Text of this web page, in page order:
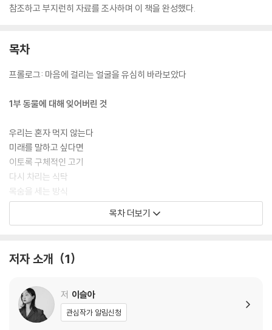
참조하고 부지런히 자료를 조사하며 이 책을 완성했다.
목차
프롤로그: 마음에 걸리는 얼굴을 유심히 바라보았다
1부 동물에 대해 잊어버린 것
우리는 혼자 먹지 않는다
미래를 말하고 싶다면
이토록 구체적인 고기
다시 차리는 식탁
목숨을 세는 방식
동물어가 번역되는 상상
2부 나 아닌 얼굴들
한여름의 택배 노동자
우리 사랑을 아무것도 아닌 것으로 하지 않으리
이주여성이 마이크를 들었다
목차 더보기
저자 소개 1
저 이슬아
관심작가 알림신청